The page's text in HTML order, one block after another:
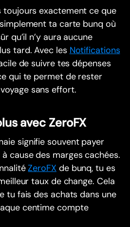
toujours exactement ce que
ta carte bunq où
qu’il n’y aura aucune
tard. Avec les Notifications
de suivre tes dépenses
qui te permet de rester
sans effort.
avec ZeroFX
signifie souvent payer
cause des marges cachées.
ZeroFX de bunq, tu es
taux de change. Cela
tu fais des achats dans une
centime compte